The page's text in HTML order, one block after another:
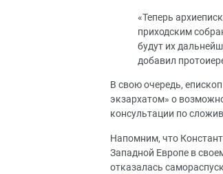
«Теперь
приходским
будут их
добавил
В свою очередь,
экзархатом» о
консультации по
Напомним, что
Западной Европе в
отказалась